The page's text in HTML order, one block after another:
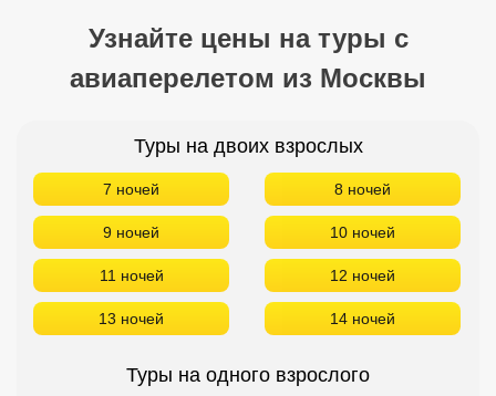
Узнайте цены на туры с
авиаперелетом из Москвы
Туры на двоих взрослых
7 ночей 8 ночей
9 ночей 10 ночей
11 ночей 12 ночей
13 ночей 14 ночей
Туры на одного взрослого
Южный Гоа
Занзибар
Большой Сочи
Кав Мин Воды
Экскурсионные туры
VIP отели 5 звезд